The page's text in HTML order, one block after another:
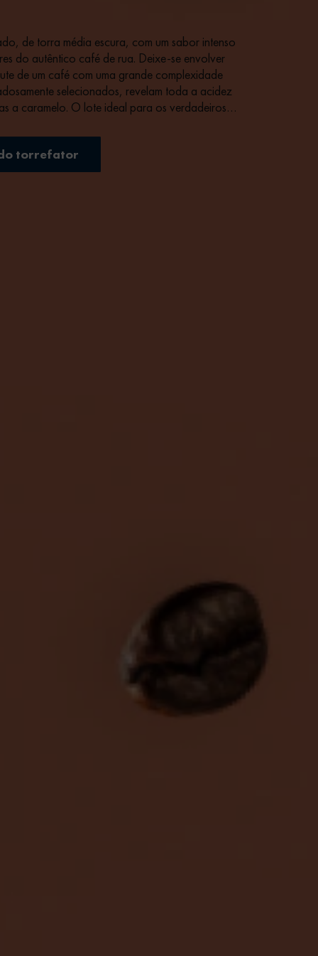
de torra média escura, com um sabor intenso
do autêntico café de rua. Deixe-se envolver
de um café com uma grande complexidade
selecionados, revelam toda a acidez
a caramelo. O lote ideal para os verdadeiros
torrefator